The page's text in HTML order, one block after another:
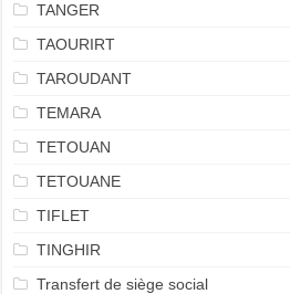
TANGER
TAOURIRT
TAROUDANT
TEMARA
TETOUAN
TETOUANE
TIFLET
TINGHIR
Transfert de siège social